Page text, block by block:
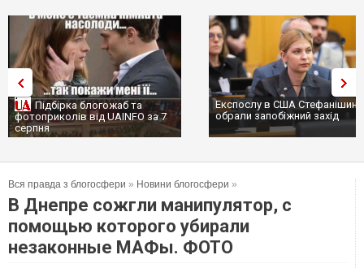
Підбірка блогожаб та
фотоприколів від UAINFO за 7
серпня
Експослу в США
обрали запобіжний захід
Вся правда з блогосфери » Новини блогосфери »
В Днепре сожгли манипулятор, с
помощью которого убирали
незаконные МАФы. ФОТО